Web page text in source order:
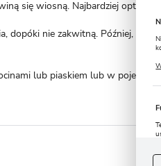
się wiosną. Najbardziej
dopóki nie zakwitną. Później, po
lub piaskiem lub w